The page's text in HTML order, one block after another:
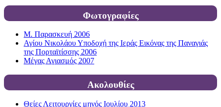
Φωτογραφίες
Μ. Παρασκευή 2006
Αγίου Νικολάου Υποδοχή της Ιεράς Εικόνας της Παναγιάς
της Πορταϊτίσσης 2006
Μέγας Αγιασμός 2007
Ακολουθίες
Θείες Λειτουργίες μηνός Ιουλίου 2013